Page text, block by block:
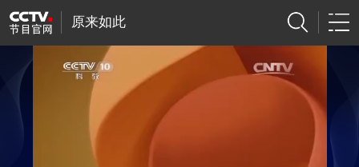
原来如此